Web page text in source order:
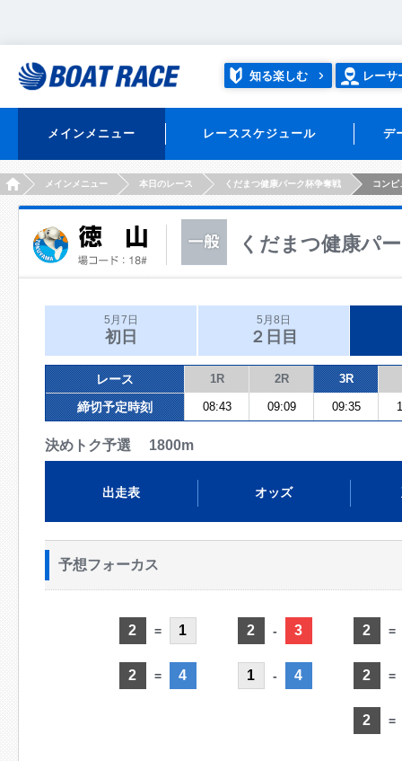
知る楽しむ レーサ
メインメニュー レーススケジュール デ
HOMEメインメニュー 本日のレース くだまつ健康パーク杯争奪戦 コンピ
くだまつ健康パ
5月7日
初日
5月8日
２日目
レース 1R 2R 3R
締切予定時刻 08:43 09:09 09:35
決めトク予選 1800m
出走表 オッズ
予想フォーカス
2 = 1
2 = 4
2 - 3
1 - 4
2 =
2 =
2 =